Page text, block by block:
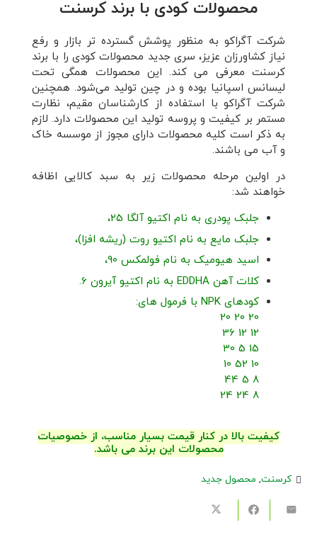
محصولات کودی با برند کرسنت
شرکت آگراکو به منظور پوشش گسترده تر بازار و رفع
نیاز کشاورزان عزیز، سری جدید محصولات کودی را با برند
کرسنت معرفی می کند. این محصولات همگی تحت
لیسانس اسپانیا بوده و در چین تولید می‌شود. همچنین
شرکت آگراکو با استفاده از کارشناسان مقیم، نظارت
مستمر بر کیفیت و پروسه تولید این محصولات دارد. لازم
به ذکر است کلیه محصولات دارای مجوز از موسسه خاک
و آب می باشند.
در اولین مرحله محصولات زیر به سبد کالایی اظافه
خواهند شد:
جلبک پودری به نام اکتیو آلگا 25،
جلبک مایع به نام اکتیو روت (ریشه افزا)،
اسید هیومیک به نام فولمکس 90،
کلات آهن EDDHA به نام اکتیو آیرون 6.
کودهای NPK با فرمول های:
20 20 20
12 12 36
15 5 30
10 52 10
8 5 44
8 24 24
کیفیت بالا در کنار قیمت بسیار مناسب، از خصوصیات
محصولات این برند می باشد.
کرسنت, محصول جدید